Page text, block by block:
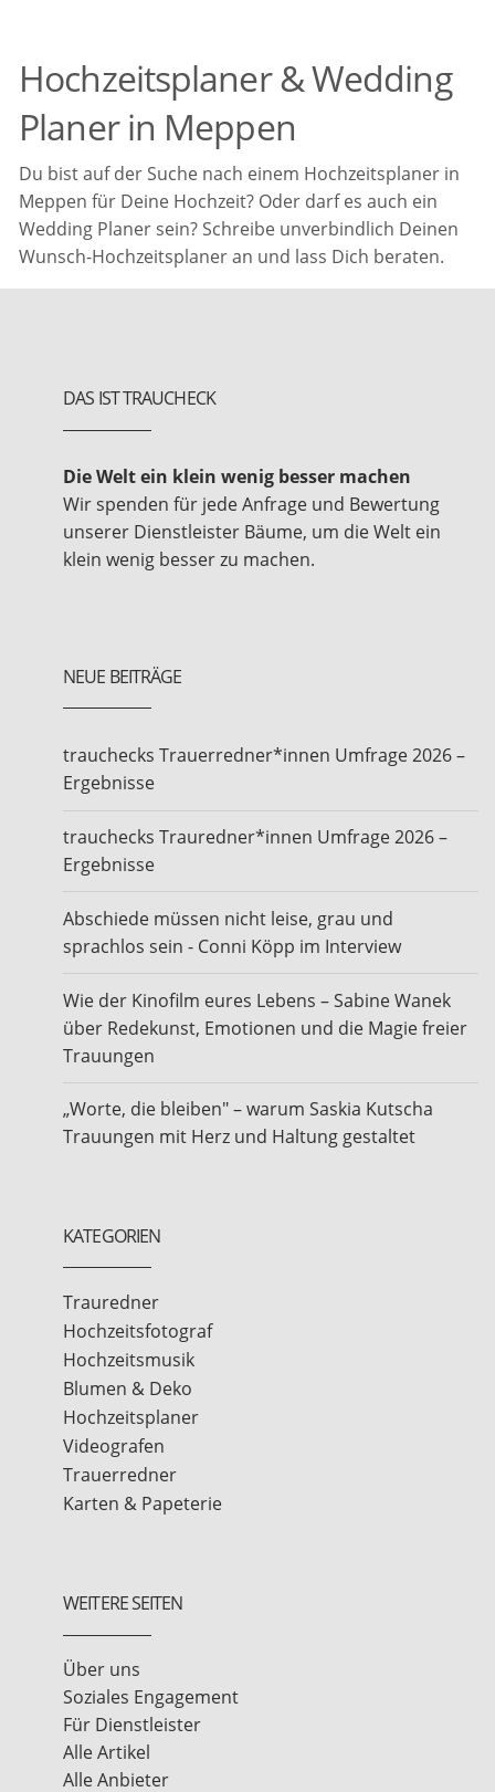
Hochzeitsplaner & Wedding
Planer in Meppen
Du bist auf der Suche nach einem Hochzeitsplaner in
Meppen für Deine Hochzeit? Oder darf es auch ein
Wedding Planer sein? Schreibe unverbindlich Deinen
Wunsch-Hochzeitsplaner an und lass Dich beraten.
DAS IST TRAUCHECK
Die Welt ein klein wenig besser machen
Wir spenden für jede Anfrage und Bewertung
unserer Dienstleister Bäume, um die Welt ein
klein wenig besser zu machen.
NEUE BEITRÄGE
trauchecks Trauerredner*innen Umfrage 2026 –
Ergebnisse
trauchecks Trauredner*innen Umfrage 2026 –
Ergebnisse
Abschiede müssen nicht leise, grau und
sprachlos sein - Conni Köpp im Interview
Wie der Kinofilm eures Lebens – Sabine Wanek
über Redekunst, Emotionen und die Magie freier
Trauungen
„Worte, die bleiben" – warum Saskia Kutscha
Trauungen mit Herz und Haltung gestaltet
KATEGORIEN
Trauredner
Hochzeitsfotograf
Hochzeitsmusik
Blumen & Deko
Hochzeitsplaner
Videografen
Trauerredner
Karten & Papeterie
WEITERE SEITEN
Über uns
Soziales Engagement
Für Dienstleister
Alle Artikel
Alle Anbieter